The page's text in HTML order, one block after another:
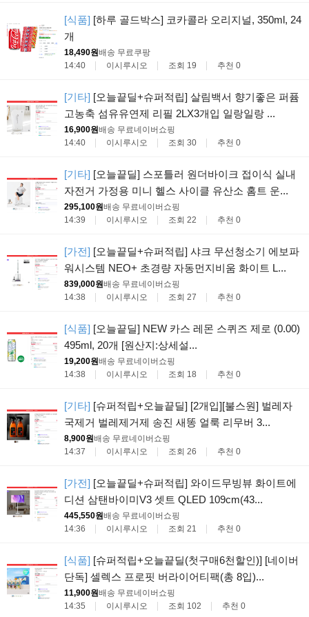
[식품] [하루 골드박스] 코카콜라 오리지널, 350ml, 24
개
18,490원배송 무료쿠팡
14:40
이시루시오 조회 19 추천 0
[기타] [오늘끝딜+슈퍼적립] 살림백서 향기좋은 퍼퓸
고농축 섬유유연제 리필 2LX3개입 일랑일랑 ...
16,900원배송 무료네이버쇼핑
14:40
이시루시오 조회 30 추천 0
[기타] [오늘끝딜] 스포틀러 원더바이크 접이식 실내
자전거 가정용 미니 헬스 사이클 유산소 홈트 운...
295,100원배송 무료네이버쇼핑
14:39
이시루시오 조회 22 추천 0
[가전] [오늘끝딜+슈퍼적립] 샤크 무선청소기 에보파
워시스템 NEO+ 초경량 자동먼지비움 화이트 L...
839,000원배송 무료네이버쇼핑
14:38
이시루시오 조회 27 추천 0
[식품] [오늘끝딜] NEW 카스 레몬 스퀴즈 제로 (0.00)
495ml, 20개 [원산지:상세설...
19,200원배송 무료네이버쇼핑
14:38
이시루시오 조회 18 추천 0
[기타] [슈퍼적립+오늘끝딜] [2개입][불스원] 벌레자
국제거 벌레제거제 송진 새똥 얼룩 리무버 3...
8,900원배송 무료네이버쇼핑
14:37
이시루시오 조회 26 추천 0
[가전] [오늘끝딜+슈퍼적립] 와이드무빙뷰 화이트에
디션 삼탠바이미V3 셋트 QLED 109cm(43...
445,550원배송 무료네이버쇼핑
14:36
이시루시오 조회 21 추천 0
[식품] [슈퍼적립+오늘끝딜(첫구매6천할인)] [네이버
단독] 셀렉스 프로핏 버라이어티팩(총 8입)...
11,900원배송 무료네이버쇼핑
14:35
이시루시오 조회 102 추천 0